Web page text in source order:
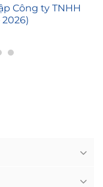
Công ty TNHH
2026)